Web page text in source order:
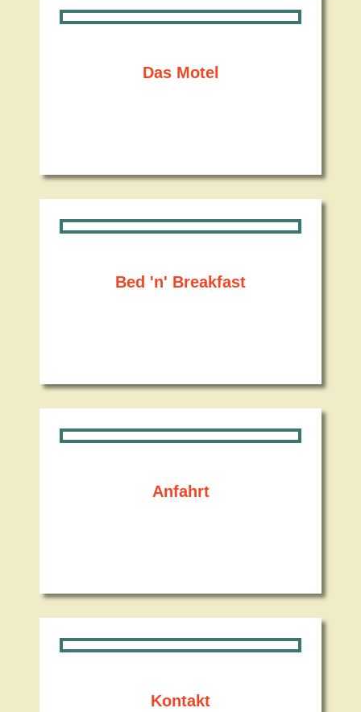
Das Motel
Bed 'n' Breakfast
Anfahrt
Kontakt